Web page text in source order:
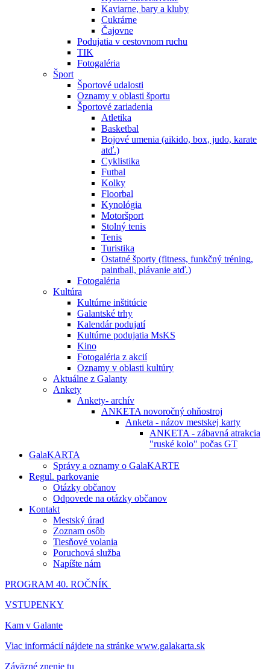
Kaviarne, bary a kluby
Cukrárne
Čajovne
Podujatia v cestovnom ruchu
TIK
Fotogaléria
Šport
Športové udalosti
Oznamy v oblasti športu
Športové zariadenia
Atletika
Basketbal
Bojové umenia (aikido, box, judo, karate
atď.)
Cyklistika
Futbal
Kolky
Floorbal
Kynológia
Motoršport
Stolný tenis
Tenis
Turistika
Ostatné športy (fitness, funkčný tréning,
paintball, plávanie atď.)
Fotogaléria
Kultúra
Kultúrne inštitúcie
Galantské trhy
Kalendár podujatí
Kultúrne podujatia MsKS
Kino
Fotogaléria z akcií
Oznamy v oblasti kultúry
Aktuálne z Galanty
Ankety
Ankety- archív
ANKETA novoročný ohňostroj
Anketa - názov mestskej karty
ANKETA - zábavná atrakcia
"ruské kolo" počas GT
GalaKARTA
Správy a oznamy o GalaKARTE
Regul. parkovanie
Otázky občanov
Odpovede na otázky občanov
Kontakt
Mestský úrad
Zoznam osôb
Tiesňové volania
Poruchová služba
Napíšte nám
PROGRAM 40. ROČNÍK
VSTUPENKY
Kam v Galante
Viac informácií nájdete na stránke www.galakarta.sk
Záväzné znenie tu